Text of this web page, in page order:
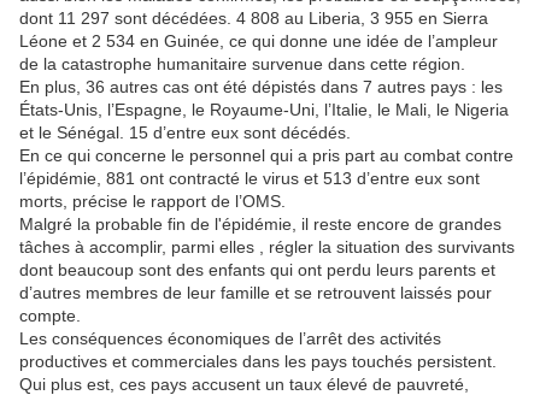
dont 11 297 sont décédées. 4 808 au Liberia, 3 955 en Sierra
Léone et 2 534 en Guinée, ce qui donne une idée de l’ampleur
de la catastrophe humanitaire survenue dans cette région.
En plus, 36 autres cas ont été dépistés dans 7 autres pays : les
États-Unis, l’Espagne, le Royaume-Uni, l’Italie, le Mali, le Nigeria
et le Sénégal. 15 d’entre eux sont décédés.
En ce qui concerne le personnel qui a pris part au combat contre
l’épidémie, 881 ont contracté le virus et 513 d’entre eux sont
morts, précise le rapport de l’OMS.
Malgré la probable fin de l'épidémie, il reste encore de grandes
tâches à accomplir, parmi elles , régler la situation des survivants
dont beaucoup sont des enfants qui ont perdu leurs parents et
d’autres membres de leur famille et se retrouvent laissés pour
compte.
Les conséquences économiques de l’arrêt des activités
productives et commerciales dans les pays touchés persistent.
Qui plus est, ces pays accusent un taux élevé de pauvreté,